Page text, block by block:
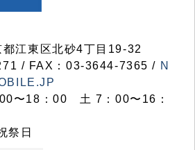
江東区北砂4丁目19-32
/ FAX：03-3644-7365 / N
〜18：00 土 7：00〜16：
祭日